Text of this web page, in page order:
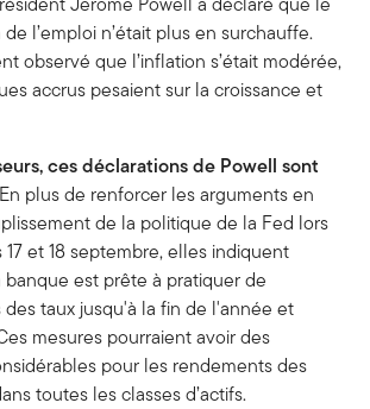
l’emploi n’était plus en surchauffe.
observé que l’inflation s’était modérée,
accrus pesaient sur la croissance et
ces déclarations de Powell sont
En plus de renforcer les arguments en
de la politique de la Fed lors
et 18 septembre, elles indiquent
est prête à pratiquer de
taux jusqu'à la fin de l'année et
mesures pourraient avoir des
pour les rendements des
toutes les classes d’actifs.